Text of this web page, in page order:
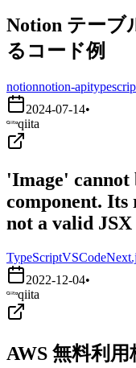
Notion テーブ
るコード例
notionnotion-api
2024-07-14•
qiita
'Image' cannot
component.
not a valid JSX
TypeScriptVSCode
2022-12-04•
qiita
AWS 無料利